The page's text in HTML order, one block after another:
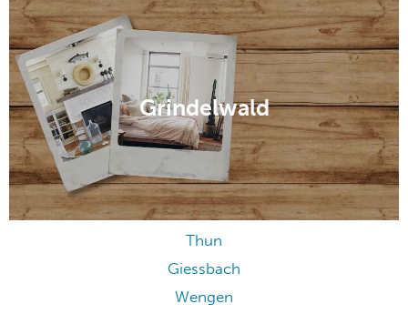
Grindelwald
Thun
Giessbach
Wengen